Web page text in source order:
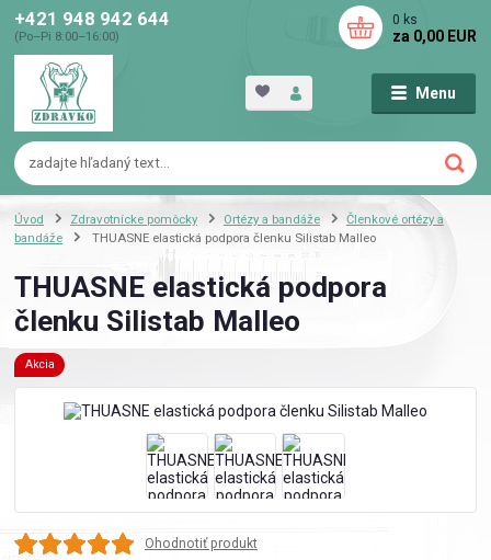
Menu
+421 948 942 644
(Po–Pi 8:00–16:00)
0 ks
za 0,00 EUR
Úvod Zdravotnícke pomôcky Ortézy a bandáže
Členkové ortézy a
bandáže
THUASNE elastická podpora členku Silistab Malleo
THUASNE elastická podpora
členku Silistab Malleo
Akcia
Ohodnotiť produkt